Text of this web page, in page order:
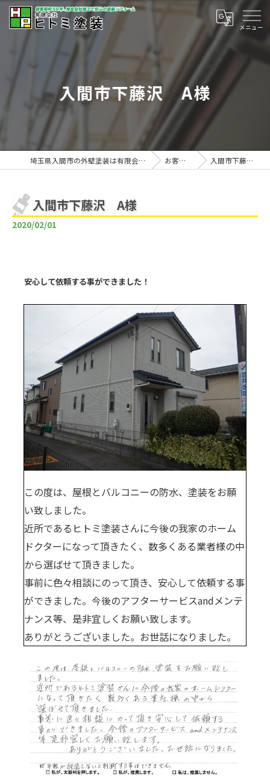
入間市下藤沢 A様
埼玉県入間市の外壁塗装は有限会社ヒトミ塗装 お客様の声 入間市下藤沢 A様
入間市下藤沢 A様
2020/02/01
安心して依頼する事ができました！
この度は、屋根とバルコニーの防水、塗装をお願
い致しました。
近所であるヒトミ塗装さんに今後の我家のホーム
ドクターになって頂きたく、数多くある業者様の中
から選ばせて頂きました。
事前に色々相談にのって頂き、安心して依頼する事
ができました。今後のアフターサービスandメンテ
ナンス等、是非宜しくお願い致します。
ありがとうございました。お世話になりました。